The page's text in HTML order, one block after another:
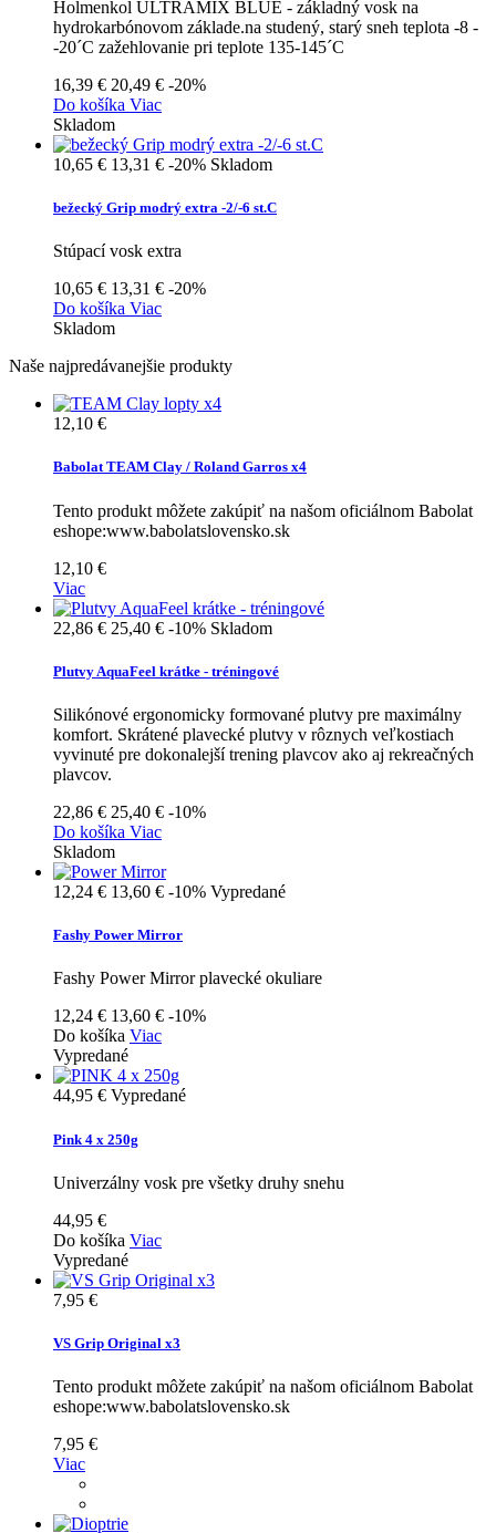
Holmenkol ULTRAMIX BLUE - základný vosk na
hydrokarbónovom základe.na studený, starý sneh teplota -8 -
-20´C zažehlovanie pri teplote 135-145´C
16,39 € 20,49 € -20%
Do košíka Viac
Skladom
10,65 € 13,31 € -20% Skladom
bežecký Grip modrý extra -2/-6 st.C
Stúpací vosk extra
10,65 € 13,31 € -20%
Do košíka Viac
Skladom
Naše najpredávanejšie produkty
12,10 €
Babolat TEAM Clay / Roland Garros x4
Tento produkt môžete zakúpiť na našom oficiálnom Babolat
eshope:www.babolatslovensko.sk
12,10 €
Viac
22,86 € 25,40 € -10% Skladom
Plutvy AquaFeel krátke - tréningové
Silikónové ergonomicky formované plutvy pre maximálny
komfort. Skrátené plavecké plutvy v rôznych veľkostiach
vyvinuté pre dokonalejší trening plavcov ako aj rekreačných
plavcov.
22,86 € 25,40 € -10%
Do košíka Viac
Skladom
12,24 € 13,60 € -10% Vypredané
Fashy Power Mirror
Fashy Power Mirror plavecké okuliare
12,24 € 13,60 € -10%
Do košíka Viac
Vypredané
44,95 € Vypredané
Pink 4 x 250g
Univerzálny vosk pre všetky druhy snehu
44,95 €
Do košíka Viac
Vypredané
7,95 €
VS Grip Original x3
Tento produkt môžete zakúpiť na našom oficiálnom Babolat
eshope:www.babolatslovensko.sk
7,95 €
Viac